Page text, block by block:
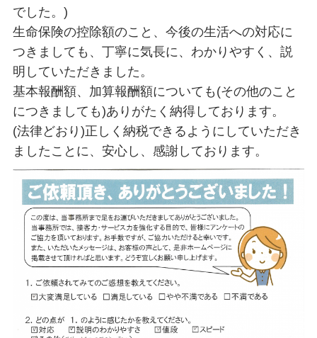
でした。)
生命保険の控除額のこと、今後の生活への対応に
つきましても、丁寧に気長に、わかりやすく、説
明していただきました。
基本報酬額、加算報酬額についても(その他のこと
につきましても)ありがたく納得しております。
(法律どおり)正しく納税できるようにしていただき
ましたことに、安心し、感謝しております。